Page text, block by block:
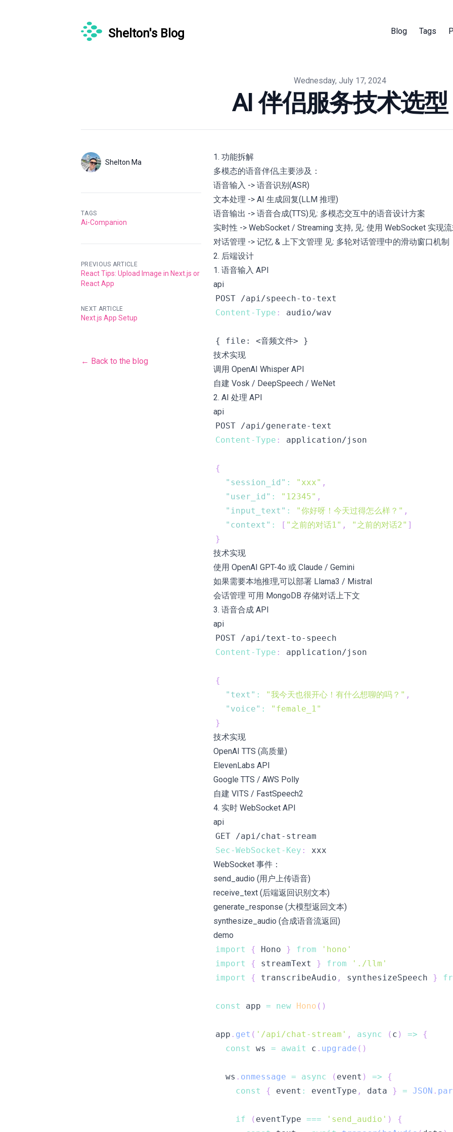
Shelton's Blog Blog Tags
Wednesday, July 17, 2024
AI 伴侣服务技术选型
AuthorsName
Shelton Ma
1. 功能拆解
多模态的语音伴侣,主要涉及：
语音输入 -> 语音识别(ASR)
文本处理 -> AI 生成回复(LLM 推理)
语音输出 -> 语音合成(TTS)见: 多模态交互中的语音设计方案
实时性 -> WebSocket / Streaming 支持, 见: 使用 WebSocket 实现
对话管理 -> 记忆 & 上下文管理 见: 多轮对话管理中的滑动窗口机制
2. 后端设计
1. 语音输入 API
api
Content-Type : audio/wav
技术实现
调用 OpenAI Whisper API
自建 Vosk / DeepSpeech / WeNet
2. AI 处理 API
api
Content-Type : application/json
{
"session_id" : "xxx" ,
"user_id" : "12345" ,
"input_text" : "你好呀！今天过得怎么样？" ,
"context" : [ "之前的对话1" , "之前的对话2" ]
}
技术实现
使用 OpenAI GPT-4o 或 Claude / Gemini
如果需要本地推理,可以部署 Llama3 / Mistral
会话管理 可用 MongoDB 存储对话上下文
3. 语音合成 API
api
Content-Type : application/json
{
"text" : "我今天也很开心！有什么想聊的吗？" ,
"voice" :
"female_1"
}
技术实现
OpenAI TTS (高质量)
ElevenLabs API
Google TTS / AWS Polly
自建 VITS / FastSpeech2
4. 实时 WebSocket API
api
Sec-WebSocket-Key :
xxx
WebSocket 事件：
send_audio (用户上传语音)
receive_text (后端返回识别文本)
generate_response (大模型返回文本)
synthesize_audio (合成语音流返回)
demo
import
{ Hono } from
'hono'
import
{ streamText } from
'./llm'
import
{ transcribeAudio , synthesizeSpeech }
const app = new Hono ( )
app . get ( '/api/chat-stream' , async ( c ) =>
{
const
ws = await c . upgrade ( )
  ws
. onmessage = async ( event ) =>
{
const
{ event : eventType , data } = JSON .
if ( eventType === 'send_audio' )
{
TAGS
Ai-Companion
PREVIOUS ARTICLE
React Tips: Upload Image in Next.js or
React App
NEXT ARTICLE
Next.js App Setup
← Back to the blog